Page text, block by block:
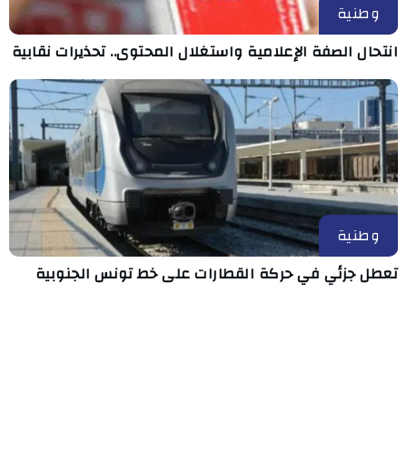
وطنية
انتحال الصفة الإعلامية واستغلال المحتوى.. تحذيرات نقابية
وطنية
تعطل جزئي في حركة القطارات على خط تونس الجنوبية